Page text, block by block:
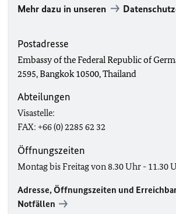
Mehr dazu in unseren
Postadresse
Embassy of the Federal Republic of
2595, Bangkok 10500, Thailand
Abteilungen
Visastelle:
FAX: +66 (0) 2285 62 32
Öffnungszeiten
Montag bis Freitag von 8.30 Uhr - 11.30
Adresse, Öffnungszeiten und
Notfällen